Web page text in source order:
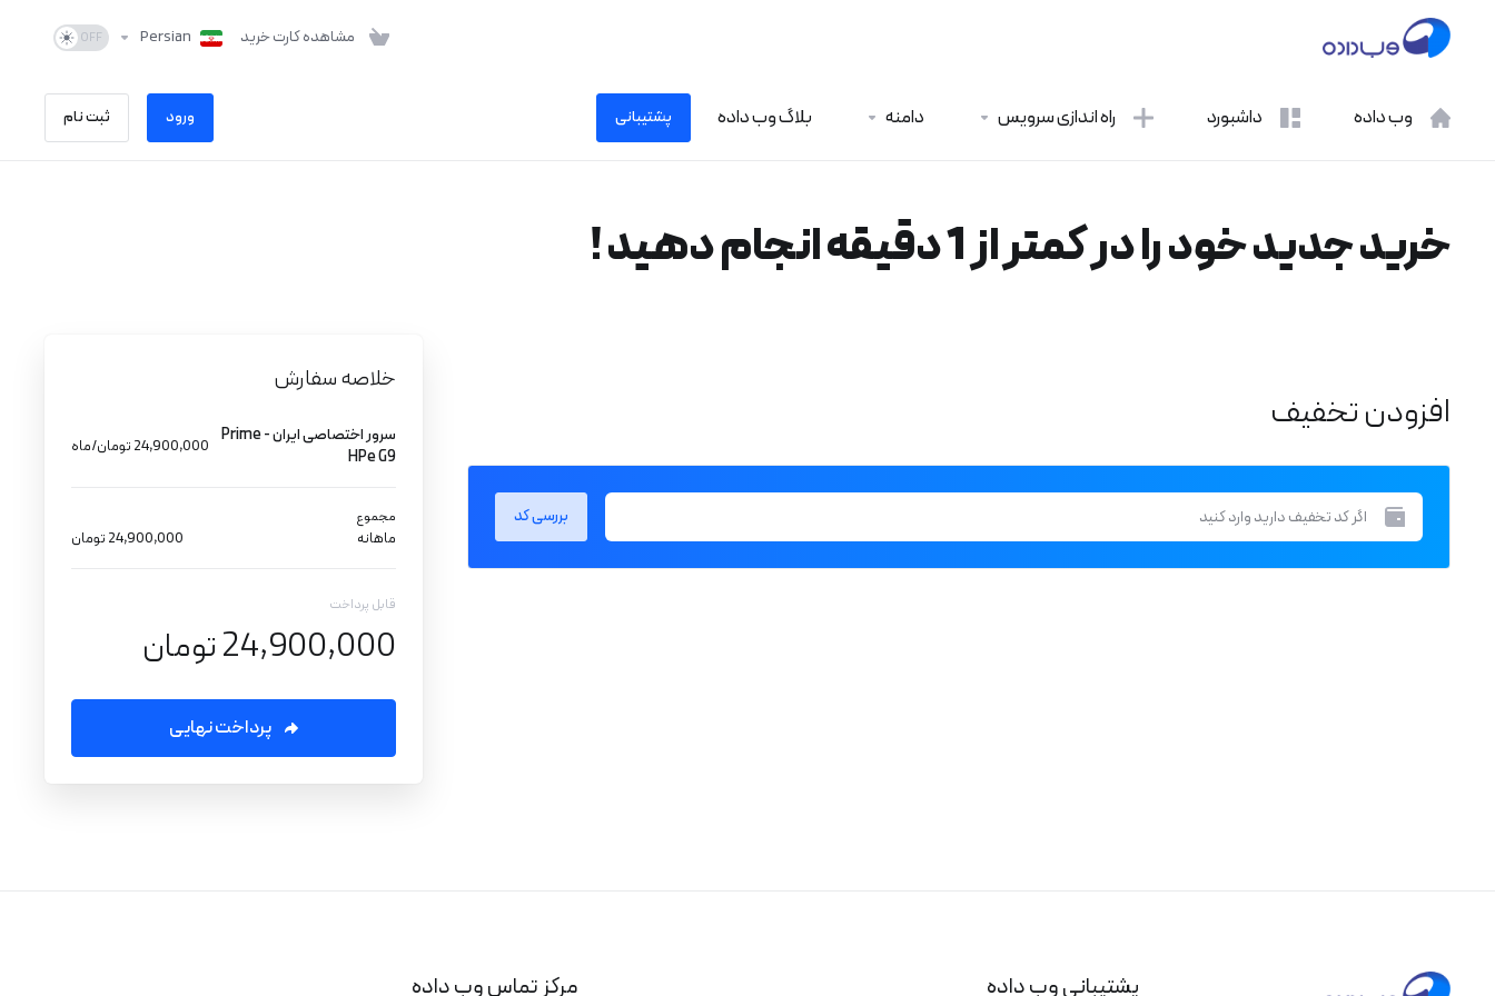
مشاهده کارت خرید Persian
وب داده داشبورد راه اندازی سرویس دامنه بلاگ وب داده پشتیبانی ورود ثبت نام
خرید جدید خود را در کمتر از 1 دقیقه انجام دهید !
افزودن تخفیف
بررسی کد
خلاصه سفارش
سرور اختصاصی ایران - Prime
HPe G9
24,900,000 تومان/ماه
مجموع
ماهانه 24,900,000 تومان
قابل پرداخت
24,900,000 تومان
پرداخت نهایی
پشتیبانی وب داده مرکز تماس وب داده